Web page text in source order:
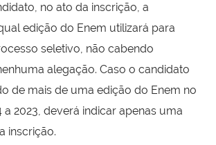
no ato da inscrição, a
edição do Enem utilizará para
seletivo, não cabendo
alegação. Caso o candidato
de mais de uma edição do Enem no
a 2023, deverá indicar apenas uma
inscrição.